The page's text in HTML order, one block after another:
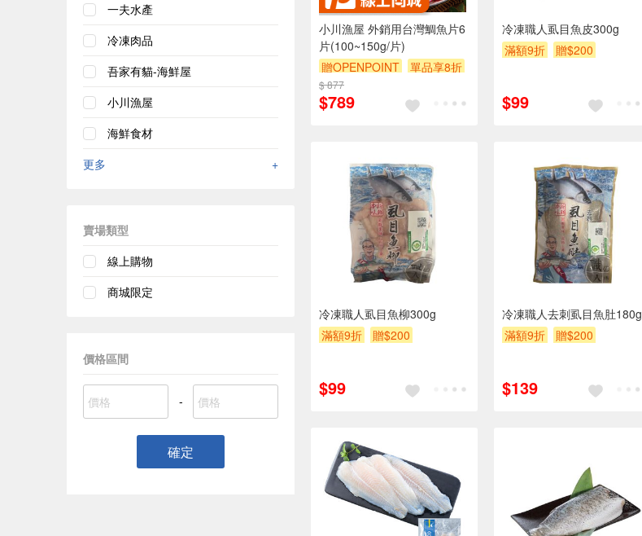
一夫水產
冷凍肉品
吾家有貓-海鮮屋
小川漁屋
海鮮食材
更多
+
賣場類型
線上購物
商城限定
價格區間
-
確定
小川漁屋 外銷用台灣鯛魚片6
片(100~150g/片)
贈OPENPOINT
單品享8折
訂單滿999享9折
$ 877
$789
冷凍職人虱目魚皮300g
滿額9折
贈$200
$99
冷凍職人虱目魚柳300g
滿額9折
贈$200
$99
冷凍職人去刺虱目魚肚180g
滿額9折
贈$200
$139